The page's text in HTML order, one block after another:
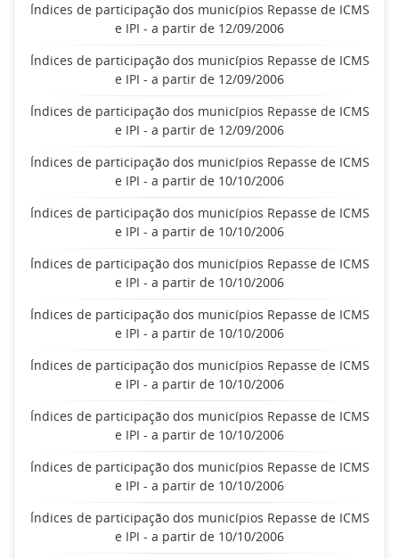
Índices de participação dos municípios Repasse de ICMS
e IPI - a partir de 12/09/2006
Índices de participação dos municípios Repasse de ICMS
e IPI - a partir de 12/09/2006
Índices de participação dos municípios Repasse de ICMS
e IPI - a partir de 12/09/2006
Índices de participação dos municípios Repasse de ICMS
e IPI - a partir de 10/10/2006
Índices de participação dos municípios Repasse de ICMS
e IPI - a partir de 10/10/2006
Índices de participação dos municípios Repasse de ICMS
e IPI - a partir de 10/10/2006
Índices de participação dos municípios Repasse de ICMS
e IPI - a partir de 10/10/2006
Índices de participação dos municípios Repasse de ICMS
e IPI - a partir de 10/10/2006
Índices de participação dos municípios Repasse de ICMS
e IPI - a partir de 10/10/2006
Índices de participação dos municípios Repasse de ICMS
e IPI - a partir de 10/10/2006
Índices de participação dos municípios Repasse de ICMS
e IPI - a partir de 10/10/2006